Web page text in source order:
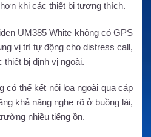
khi các thiết bị tương thích.
UM385 White không có GPS
vị trí tự động cho distress call,
bị định vị ngoài.
có thể kết nối loa ngoài qua cáp
khả năng nghe rõ ở buồng lái,
nhiều tiếng ồn.